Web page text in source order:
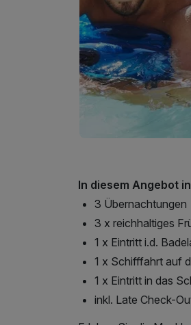
In diesem Angebot
3 Übernachtungen
3 x reichhaltiges
1 x Eintritt i.d.
1 x Schifffahrt auf
1 x Eintritt in das
inkl. Late Check-